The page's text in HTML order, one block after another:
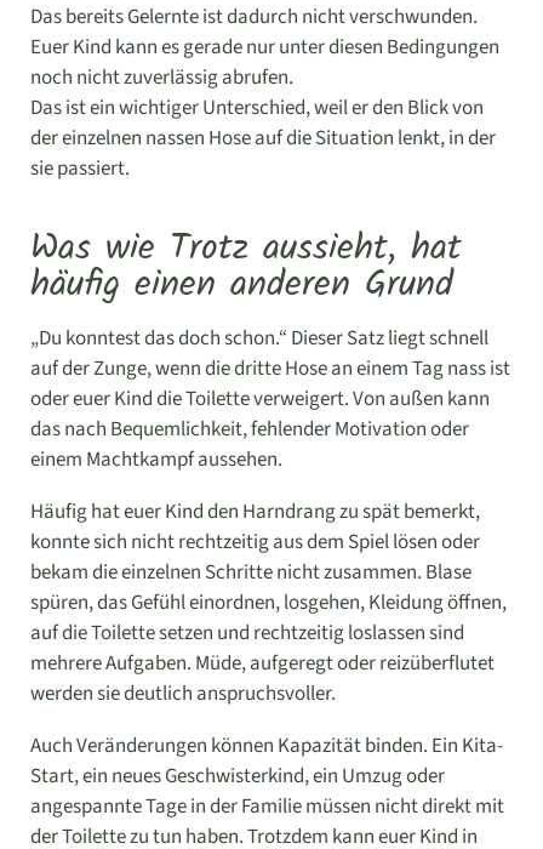
Das bereits Gelernte ist dadurch nicht verschwunden.
Euer Kind kann es gerade nur unter diesen Bedingungen
noch nicht zuverlässig abrufen.
Das ist ein wichtiger Unterschied, weil er den Blick von
der einzelnen nassen Hose auf die Situation lenkt, in der
sie passiert.
Was wie Trotz aussieht, hat
häufig einen anderen Grund
„Du konntest das doch schon.“ Dieser Satz liegt schnell
auf der Zunge, wenn die dritte Hose an einem Tag nass ist
oder euer Kind die Toilette verweigert. Von außen kann
das nach Bequemlichkeit, fehlender Motivation oder
einem Machtkampf aussehen.
Häufig hat euer Kind den Harndrang zu spät bemerkt,
konnte sich nicht rechtzeitig aus dem Spiel lösen oder
bekam die einzelnen Schritte nicht zusammen. Blase
spüren, das Gefühl einordnen, losgehen, Kleidung öffnen,
auf die Toilette setzen und rechtzeitig loslassen sind
mehrere Aufgaben. Müde, aufgeregt oder reizüberflutet
werden sie deutlich anspruchsvoller.
Auch Veränderungen können Kapazität binden. Ein Kita-
Start, ein neues Geschwisterkind, ein Umzug oder
angespannte Tage in der Familie müssen nicht direkt mit
der Toilette zu tun haben. Trotzdem kann euer Kind in